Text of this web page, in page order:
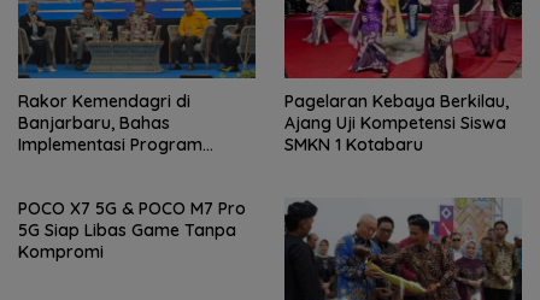
Rakor Kemendagri di
Banjarbaru, Bahas
Implementasi Program
Pagelaran Kebaya Berkilau,
Ajang Uji Kompetensi Siswa
SMKN 1 Kotabaru
POCO X7 5G & POCO M7 Pro
5G Siap Libas Game Tanpa
Kompromi